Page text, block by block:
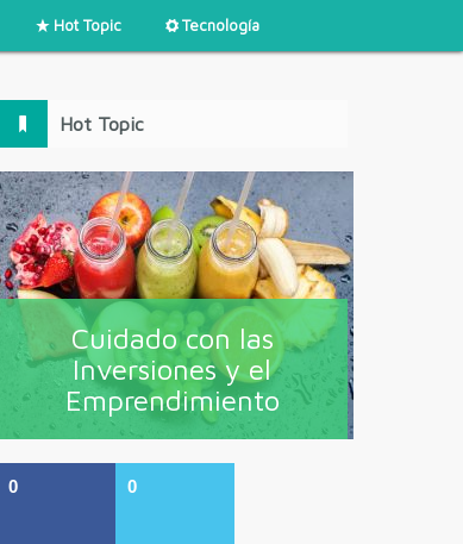
Hot Topic Tecnología
Hot Topic
Cuidado con las
Inversiones y el
Emprendimiento
0 0